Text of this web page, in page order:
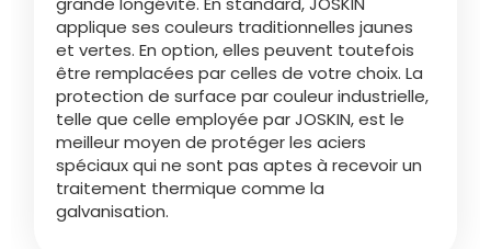
applique ses couleurs traditionnelles jaunes
et vertes. En option, elles peuvent toutefois
être remplacées par celles de votre choix. La
protection de surface par couleur industrielle,
telle que celle employée par JOSKIN, est le
meilleur moyen de protéger les aciers
spéciaux qui ne sont pas aptes à recevoir un
traitement thermique comme la
galvanisation.